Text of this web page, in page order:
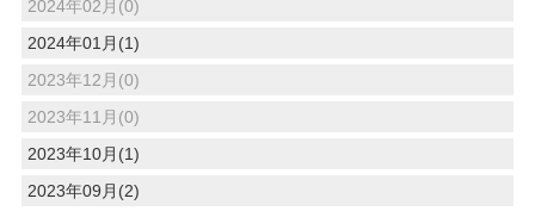
2024年02月(0)
2024年01月(1)
2023年12月(0)
2023年11月(0)
2023年10月(1)
2023年09月(2)